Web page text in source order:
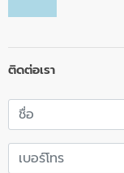
ติดต่อเรา